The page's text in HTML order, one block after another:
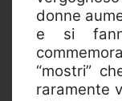
donne
e si
“mostri”
raramente